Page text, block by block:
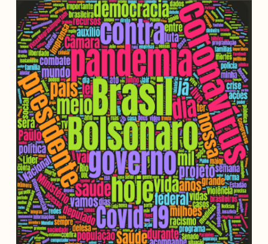
colabore
O Manchetômetro é um site de acompanhamento da
cobertura da grande mídia sobre temas de economia e
política produzido pelo Laboratório de Estudos de Mídia
e Esfera Pública (LEMEP). O LEMEP tem registro no
Diretório de Grupos de Pesquisa do CNPq e é sediado
Metodologia
Equipe
Na Mídia
Parcerias
Contato